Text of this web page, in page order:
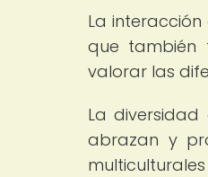
La
que también
valorar las
La
abrazan y